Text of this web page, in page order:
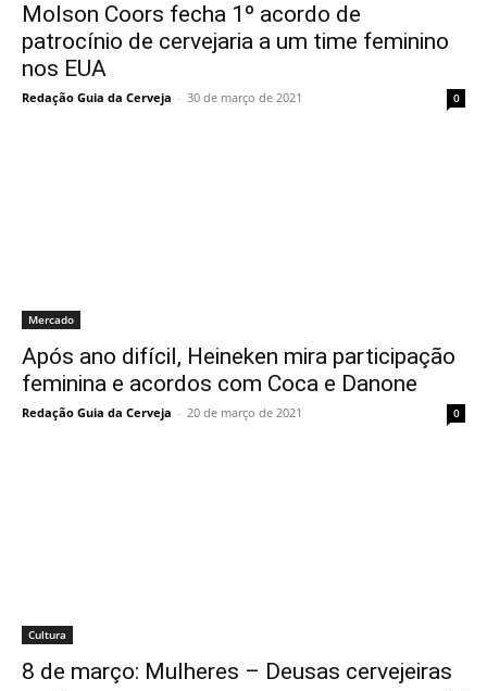
Molson Coors fecha 1º acordo de
patrocínio de cervejaria a um time feminino
nos EUA
Redação Guia da Cerveja - 30 de março de 2021 0
Mercado
Após ano difícil, Heineken mira participação
feminina e acordos com Coca e Danone
Redação Guia da Cerveja - 20 de março de 2021 0
Cultura
8 de março: Mulheres – Deusas cervejeiras